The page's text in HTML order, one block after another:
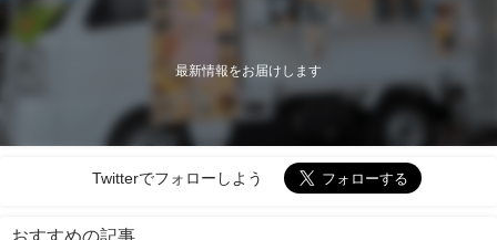
最新情報をお届けします
Twitterでフォローしよう
おすすめの記事